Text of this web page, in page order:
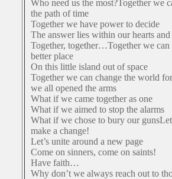
Who need us the most?Together we
the path of time
Together we have power to decide
The answer lies within our hearts
Together, together…Together we can
better place
On this little island out of space
Together we can change the world
we all opened the arms
What if we came together as one
What if we aimed to stop the alarms
What if we chose to bury our
make a change!
Let’s unite around a new page
Come on sinners, come on saints!
Have faith…
Why don’t we always reach out to